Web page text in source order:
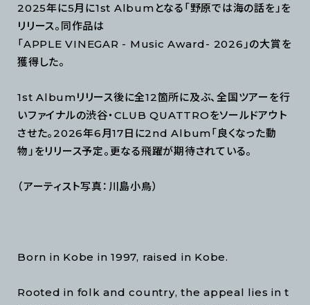
2025年に5月に1st Albumとなる「野原では海の話を」を
リリース。同作品は
「APPLE VINEGAR - Music Award- 2026」の大賞を
獲得した。
1st Albumリリース後に全12箇所に及ぶ、全国ツアーを行
いファイナルの渋谷・CLUB QUATTROをソールドアウト
させた。2026年6月17日に2nd Album「良くなった動
物」をリリース予定。更なる飛躍が期待されている。
（アーティスト写真：川島小鳥）
Born in Kobe in 1997, raised in Kobe.
Rooted in folk and country, the appeal lies in t